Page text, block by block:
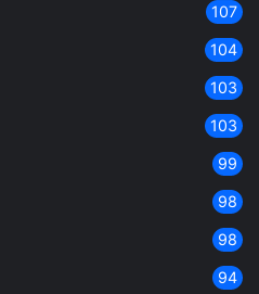
107
104
103
103
99
98
98
94